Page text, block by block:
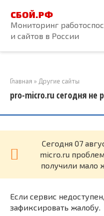
контенту
СБОЙ.РФ
Мониторинг
и сайтов в России
Главная » Другие сайты
pro-micro.ru сегодня не
Cегодня 07
micro.ru
получили мало
Если сервис
зафиксировать жалобу.